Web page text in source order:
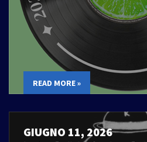
READ MORE »
GIUGNO 11, 2026